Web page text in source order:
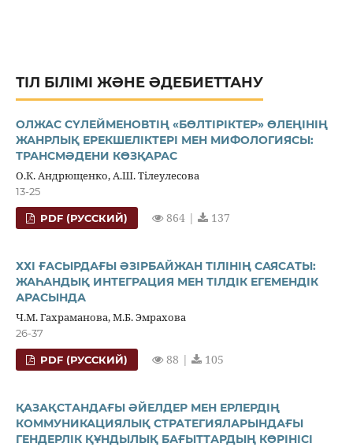
ТІЛ БІЛІМІ ЖӘНЕ ӘДЕБИЕТТАНУ
ОЛЖАС СҮЛЕЙМЕНОВТІҢ «БӨЛТІРІКТЕР» ӨЛЕҢІНІҢ
ЖАНРЛЫҚ ЕРЕКШЕЛІКТЕРІ МЕН МИФОЛОГИЯСЫ:
ТРАНСМӘДЕНИ КӨЗҚАРАС
О.К. Андрющенко, А.Ш. Тілеулесова
13-25
PDF (РУССКИЙ) 864 | 137
ХХІ ҒАСЫРДАҒЫ ӘЗІРБАЙЖАН ТІЛІНІҢ САЯСАТЫ:
ЖАҺАНДЫҚ ИНТЕГРАЦИЯ МЕН ТІЛДІК ЕГЕМЕНДІК
АРАСЫНДА
Ч.М. Гахраманова, М.Б. Эмрахова
26-37
PDF (РУССКИЙ) 88 | 105
ҚАЗАҚСТАНДАҒЫ ӘЙЕЛДЕР МЕН ЕРЛЕРДІҢ
КОММУНИКАЦИЯЛЫҚ СТРАТЕГИЯЛАРЫНДАҒЫ
ГЕНДЕРЛІК ҚҰНДЫЛЫҚ БАҒЫТТАРДЫҢ КӨРІНІСІ